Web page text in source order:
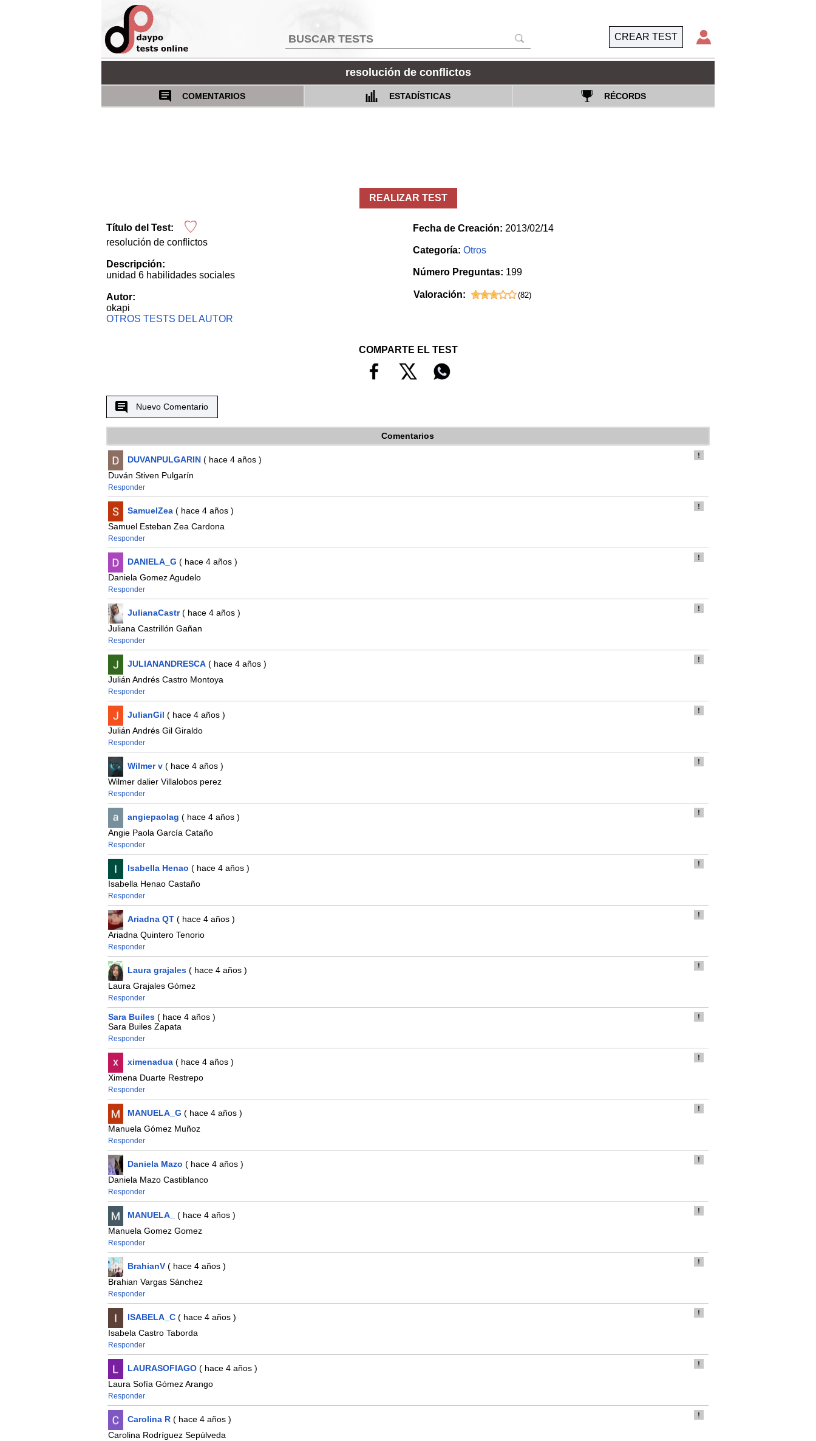
CREAR TEST
resolución de conflictos
COMENTARIOS ESTADÍSTICAS RÉCORDS
REALIZAR TEST
Título del Test:
resolución de conflictos
Descripción:
unidad 6 habilidades sociales
Autor:
okapi
OTROS TESTS DEL AUTOR
Fecha de Creación: 2013/02/14
Categoría: Otros
Número Preguntas: 199
Valoración: (82)
COMPARTE EL TEST
Nuevo Comentario
Comentarios
DUVANPULGARIN( hace 4 años )
Duván Stiven Pulgarín
Responder
SamuelZea( hace 4 años )
Samuel Esteban Zea Cardona
Responder
DANIELA_G ( hace 4 años )
Daniela Gomez Agudelo
Responder
JulianaCastr( hace 4 años )
Juliana Castrillón Gañan
Responder
JULIANANDRESCA( hace 4 años )
Julián Andrés Castro Montoya
Responder
JulianGil ( hace 4 años )
Julián Andrés Gil Giraldo
Responder
Wilmer v( hace 4 años )
Wilmer dalier Villalobos perez
Responder
angiepaolag ( hace 4 años )
Angie Paola García Cataño
Responder
Isabella Henao ( hace 4 años )
Isabella Henao Castaño
Responder
Ariadna QT( hace 4 años )
Ariadna Quintero Tenorio
Responder
Laura grajales( hace 4 años )
Laura Grajales Gómez
Responder
Sara Builes( hace 4 años )
Sara Builes Zapata
Responder
ximenadua( hace 4 años )
Ximena Duarte Restrepo
Responder
MANUELA_G ( hace 4 años )
Manuela Gómez Muñoz
Responder
Daniela Mazo ( hace 4 años )
Daniela Mazo Castiblanco
Responder
MANUELA_
( hace 4 años )
Manuela Gomez Gomez
Responder
BrahianV( hace 4 años )
Brahian Vargas Sánchez
Responder
ISABELA_C( hace 4 años )
Isabela Castro Taborda
Responder
LAURASOFIAGO( hace 4 años )
Laura Sofía Gómez Arango
Responder
Carolina R( hace 4 años )
Carolina Rodríguez Sepúlveda